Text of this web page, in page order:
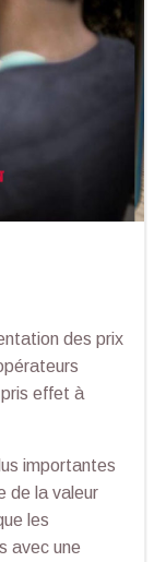
des prix
pris effet à
importantes
de la valeur
les
avec une